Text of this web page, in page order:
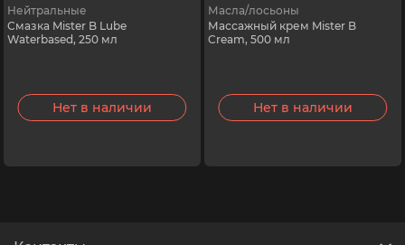
Нейтральные
Смазка Mister B Lube
Waterbased, 250 мл
Нет в наличии
Масла/лосьоны
Массажный крем Mister B
Cream, 500 мл
Нет в наличии